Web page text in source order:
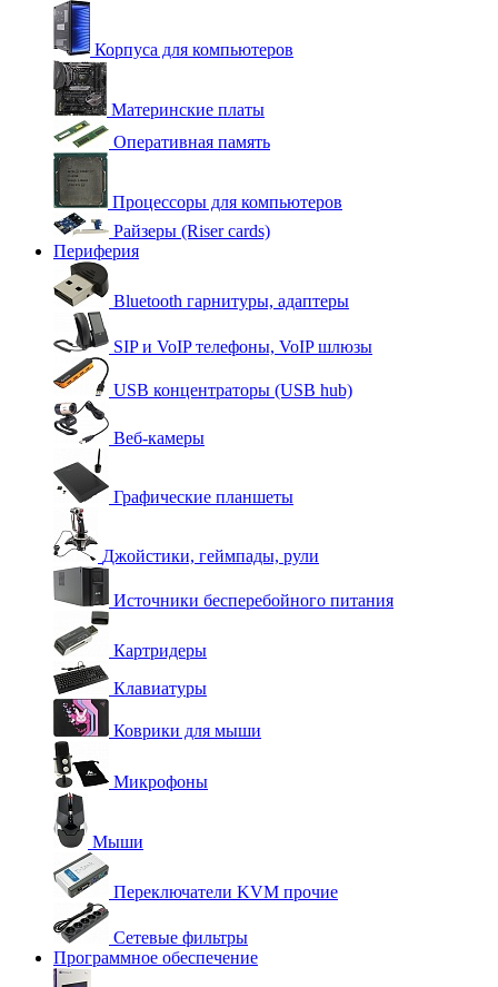
Корпуса для компьютеров
Материнские платы
Оперативная память
Процессоры для компьютеров
Райзеры (Riser cards)
Периферия
Bluetooth гарнитуры, адаптеры
SIP и VoIP телефоны, VoIP шлюзы
USB концентраторы (USB hub)
Веб-камеры
Графические планшеты
Джойстики, геймпады, рули
Источники бесперебойного питания
Картридеры
Клавиатуры
Коврики для мыши
Микрофоны
Мыши
Переключатели KVM прочие
Сетевые фильтры
Программное обеспечение